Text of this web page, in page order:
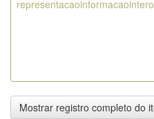
Mostrar registro completo do